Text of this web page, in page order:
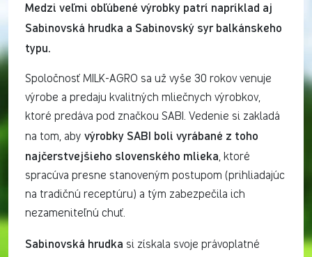
Medzi veľmi obľúbené výrobky patrí napríklad aj
Sabinovská hrudka a Sabinovský syr balkánskeho
typu.
Spoločnosť MILK-AGRO sa už vyše 30 rokov venuje
výrobe a predaju kvalitných mliečnych výrobkov,
ktoré predáva pod značkou SABI. Vedenie si zakladá
na tom, aby výrobky SABI boli vyrábané z toho
najčerstvejšieho slovenského mlieka, ktoré
spracúva presne stanoveným postupom (prihliadajúc
na tradičnú receptúru) a tým zabezpečila ich
nezameniteľnú chuť.
Sabinovská hrudka si získala svoje právoplatné